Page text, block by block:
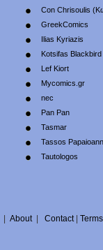
Con Chrisoulis
GreekComics
Ilias Kyriazis
Kotsifas Blackbird
Lef Kiort
Mycomics.gr
nec
Pan Pan
Tasmar
Tassos
Tautologos
About| Contact| Terms